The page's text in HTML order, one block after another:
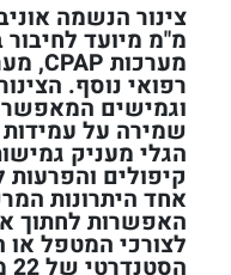
מ"מ מיועד
רפואי נוסף.
וגמישים
שמירה על עמידות
הגלי מעניק
קיפולים והפרעות
אחד היתרונות
האפשרות לחתוך
לצורכי המטפל